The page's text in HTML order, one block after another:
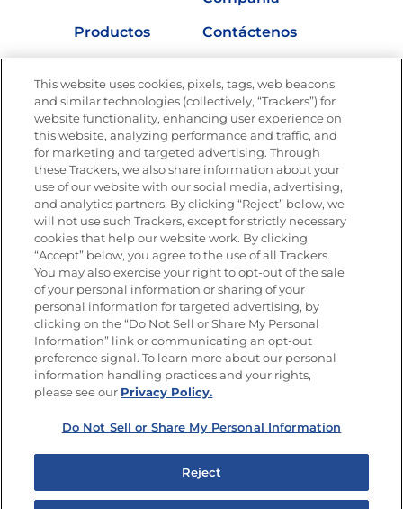
Productos
Contáctenos
Nutrición
Únete a La Cocina Goya®
Recibe Nuevas Recetas, Ofertas Especiales y
Promociones
Email(Obligatorio)
SÍGUENOS EN LAS REDES SOCIALES
Política de privacidad
No vender ni compartir mis datos personales
This website uses cookies, pixels, tags, web beacons
and similar technologies (collectively, “Trackers”) for
website functionality, enhancing user experience on
this website, analyzing performance and traffic, and
for marketing and targeted advertising. Through
these Trackers, we also share information about your
use of our website with our social media, advertising,
and analytics partners. By clicking “Reject” below, we
will not use such Trackers, except for strictly necessary
cookies that help our website work. By clicking
“Accept” below, you agree to the use of all Trackers.
You may also exercise your right to opt-out of the sale
of your personal information or sharing of your
personal information for targeted advertising, by
clicking on the “Do Not Sell or Share My Personal
Information” link or communicating an opt-out
preference signal. To learn more about our personal
information handling practices and your rights,
please see our Privacy Policy.
Do Not Sell or Share My Personal Information
Reject